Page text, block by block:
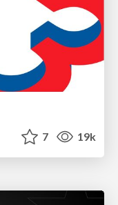
7 19k